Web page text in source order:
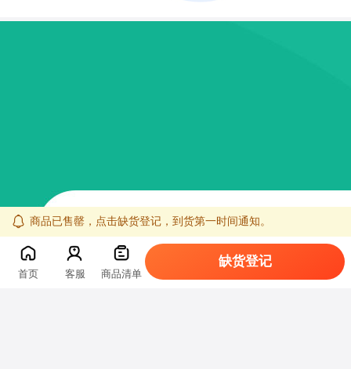
商品已售罄，点击缺货登记，到货第一时间通知。
首页 客服 商品清单
缺货登记